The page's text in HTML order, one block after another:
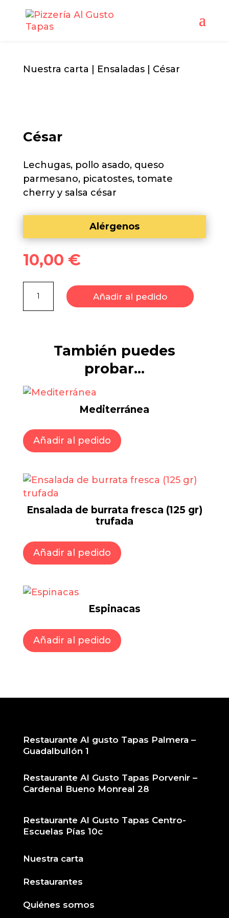
Nuestra carta Ensaladas| César
César
Lechugas, pollo asado, queso
parmesano, picatostes, tomate
cherry y salsa césar
Alérgenos
10,00 €
cantidad
Añadir al pedido
También puedes
probar…
Mediterránea
Añadir al pedido
Ensalada de burrata fresca (125 gr)
trufada
Añadir al pedido
Espinacas
Añadir al pedido
Restaurante Al gusto Tapas Palmera –
Guadalbullón 1
Restaurante Al Gusto Tapas Porvenir –
Cardenal Bueno Monreal 28
Restaurante Al Gusto Tapas Centro-
Escuelas Pías 10c
Nuestra carta
Restaurantes
Quiénes somos